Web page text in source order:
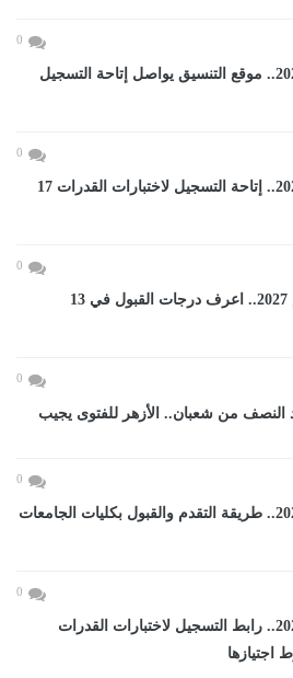
0
تنسيق الجامعات 2026.. موقع التنسيق يواصل إتاحة التسجيل
0
تنسيق الجامعات 2026.. إتاحة التسجيل لاختبارات القدرات 17
0
تنسيق الثانوى العام 2027.. اعرف درجات القبول في 13
0
النصف من شعبان.. الأزهر للفتوى يجيب
0
تنسيق الجامعات 2026.. طريقة التقدم والقبول بكليات الجامعات
0
تنسيق الجامعات 2026.. رابط التسجيل لاختبارات القدرات
اجتيازها